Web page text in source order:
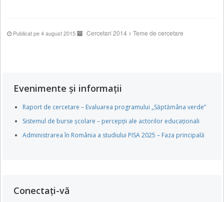
Publicat pe 4 august 2015 Cercetari 2014 Teme de cercetare
Evenimente și informații
Raport de cercetare – Evaluarea programului „Săptămâna verde”
Sistemul de burse școlare – percepții ale actorilor educaționali
Administrarea în România a studiului PISA 2025 – Faza principală
Conectați-vă